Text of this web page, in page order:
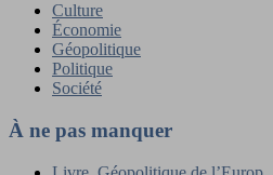
Culture
Économie
Géopolitique
Politique
Société
À ne pas manquer